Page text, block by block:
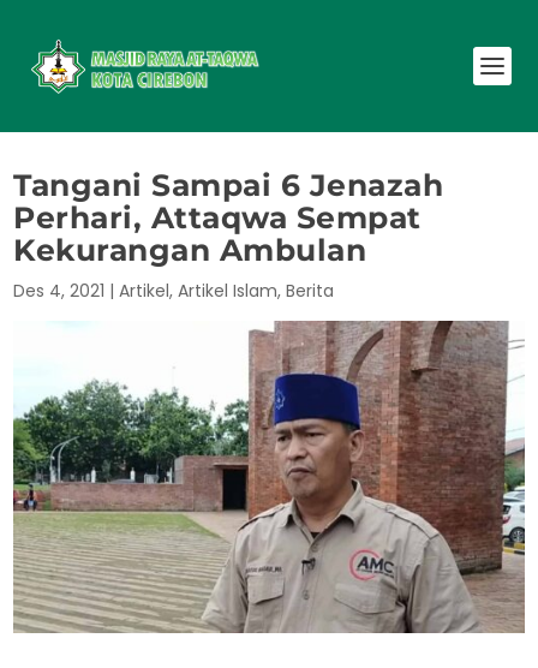
Tangani Sampai 6 Jenazah
Perhari, Attaqwa Sempat
Kekurangan Ambulan
Des 4, 2021 |Artikel,Artikel Islam,Berita